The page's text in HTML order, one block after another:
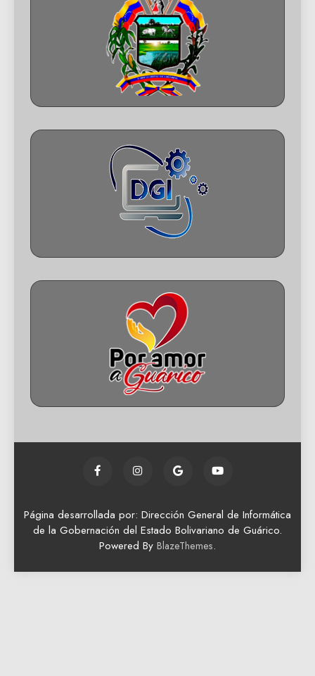
Página desarrollada por: Dirección General de Informática
de la Gobernación del Estado Bolivariano de Guárico.
Powered By BlazeThemes.